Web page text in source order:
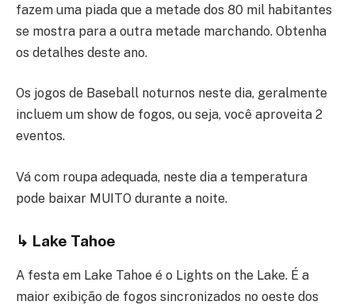
fazem uma piada que a metade dos 80 mil habitantes
se mostra para a outra metade marchando. Obtenha
os detalhes deste ano.
Os jogos de Baseball noturnos neste dia, geralmente
incluem um show de fogos, ou seja, você aproveita 2
eventos.
Vá com roupa adequada, neste dia a temperatura
pode baixar MUITO durante a noite.
↳ Lake Tahoe
A festa em Lake Tahoe é o Lights on the Lake. É a
maior exibição de fogos sincronizados no oeste dos